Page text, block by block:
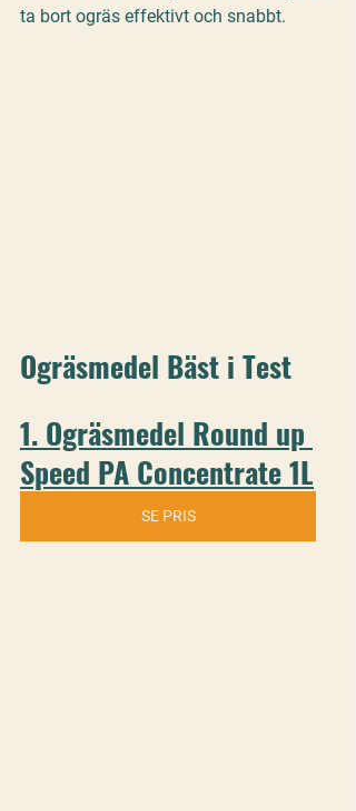
ta bort ogräs effektivt och snabbt.
Ogräsmedel Bäst i Test
1. Ogräsmedel Round up
Speed PA Concentrate 1L
SE PRIS